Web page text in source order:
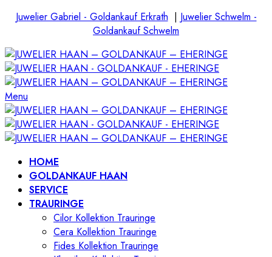
Juwelier Gabriel - Goldankauf Erkrath | Juwelier Schwelm -
Goldankauf Schwelm
Menu
HOME
GOLDANKAUF HAAN
SERVICE
TRAURINGE
Cilor Kollektion Trauringe
Cera Kollektion Trauringe
Fides Kollektion Trauringe